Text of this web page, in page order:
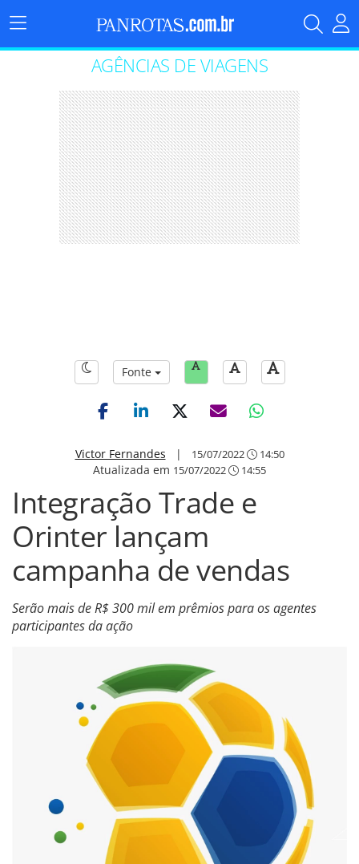
Menu
Principal
AGÊNCIAS DE VIAGENS
Fonte
Victor Fernandes | 15/07/2022 14:50
Atualizada em 15/07/2022 14:55
Integração Trade e
Orinter lançam
campanha de vendas
Serão mais de R$ 300 mil em prêmios para os agentes
participantes da ação